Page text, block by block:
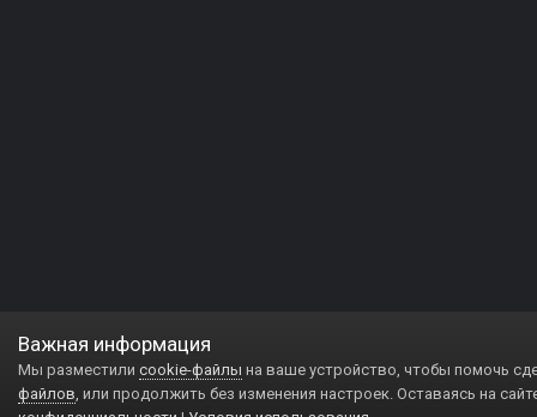
Важная информация
Мы разместили cookie-файлы на ваше устройство, чтобы помочь
файлов, или продолжить без изменения настроек. Оставаясь на